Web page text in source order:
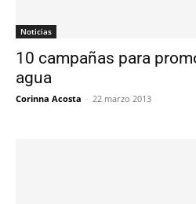
Noticias
10 campañas para
agua
Corinna Acosta - 22 marzo 2013